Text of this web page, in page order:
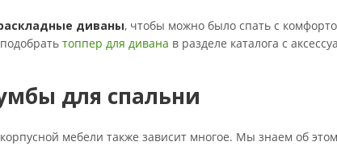
диваны, чтобы можно было спать с
топпер для дивана в разделе каталога с
для спальни
корпусной мебели также зависит многое. Мы знаем об